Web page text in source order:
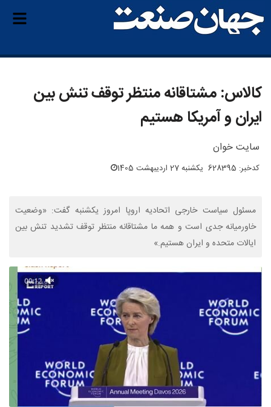
کالاس: مشتاقانه منتظر توقف تنش بین
ایران و آمریکا هستیم
سایت خوان
کدخبر: 628395 یکشنبه 27 اردیبهشت 1405
مسئول سیاست خارجی اتحادیه اروپا امروز یکشنبه گفت: «وضعیت
خاورمیانه جدی است و همه ما مشتاقانه منتظر توقف تشدید تنش بین
ایالات متحده و ایران هستیم.»